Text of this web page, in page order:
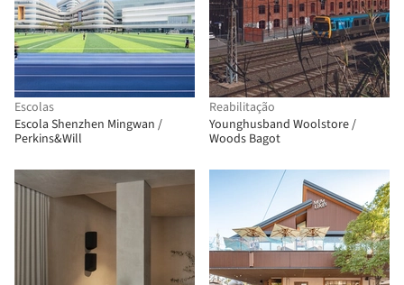
Escolas
Escola Shenzhen Mingwan /
Perkins&Will
Reabilitação
Younghusband Woolstore /
Woods Bagot